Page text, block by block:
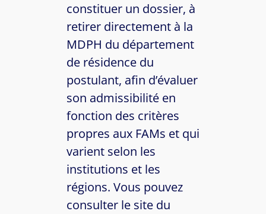
constituer un dossier, à
retirer directement à la
MDPH du département
de résidence du
postulant, afin d’évaluer
son admissibilité en
fonction des critères
propres aux FAMs et qui
varient selon les
institutions et les
régions. Vous pouvez
consulter le site du